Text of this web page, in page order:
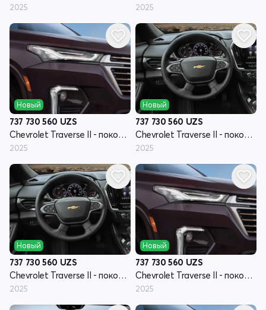
2025 2025
Новый
737 730 560 UZS
Chevrolet Traverse II - поколение рестайлинг
2025
Новый
737 730 560 UZS
Chevrolet Traverse II - поколение рестайлинг
2025
Новый
737 730 560 UZS
Chevrolet Traverse II - поколение рестайлинг
2025
Новый
737 730 560 UZS
Chevrolet Traverse II - поколение рестайлинг
2025